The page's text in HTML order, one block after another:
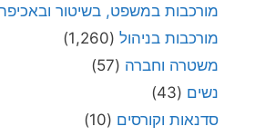
מורכבות במשפט, בשיטור
מורכבות בניהול (1,260)
משטרה וחברה (57)
נשים (43)
סדנאות וקורסים (10)